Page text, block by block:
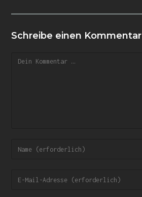
Schreibe einen Kommentar